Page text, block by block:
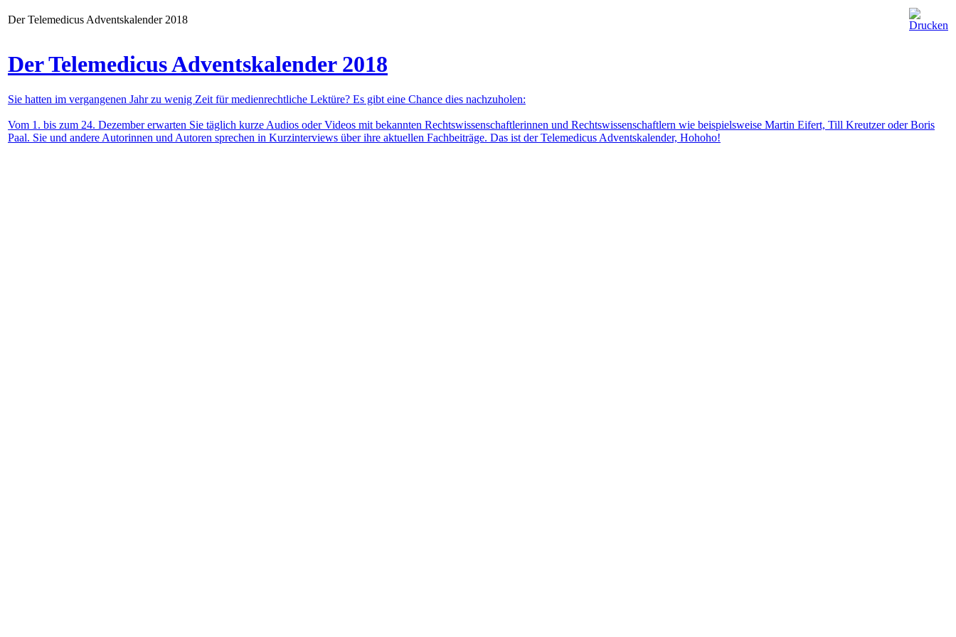
Der Telemedicus Adventskalender 2018
Der Telemedicus Adventskalender 2018
Sie hatten im vergangenen Jahr zu wenig Zeit für medienrechtliche Lektüre? Es gibt eine Chance dies nachzuholen:
Vom 1. bis zum 24. Dezember erwarten Sie täglich kurze Audios oder Videos mit bekannten Rechtswissenschaftlerinnen und Rechtswissenschaftlern wie beispielsweise Martin Eifert, Till Kreutzer oder Boris
Paal. Sie und andere Autorinnen und Autoren sprechen in Kurzinterviews über ihre aktuellen Fachbeiträge. Das ist der Telemedicus Adventskalender, Hohoho!